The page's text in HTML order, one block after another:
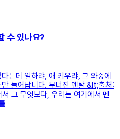
수 있나요?
는데 일하랴, 애 키우랴, 그 와중에
늘어납니다. 무너진 멘탈 &lt;출처:
그 무엇보다, 우리는 여기에서 멘